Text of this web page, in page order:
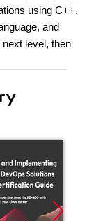
using C++.
and
level, then